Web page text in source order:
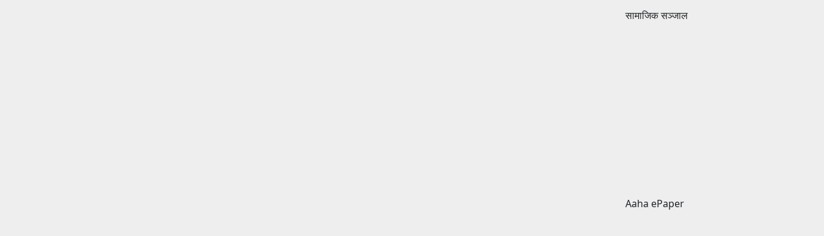
सामाजिक सञ्जाल
Aaha ePaper